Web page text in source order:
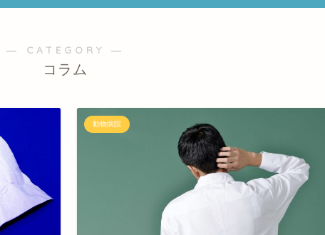
― CATEGORY ―
コラム
動物病院